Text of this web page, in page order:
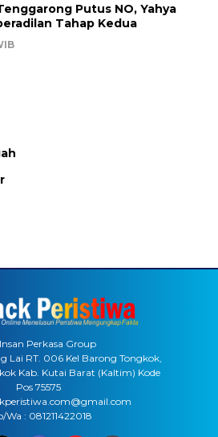
Putus NO, Yahya
Tahap Kedua
Perkasa Group
Lai RT. 006 Kel Barong Tongkok,
Kab. Kutai Barat (Kaltim) Kode
Pos 75575
Wa : 081211422018